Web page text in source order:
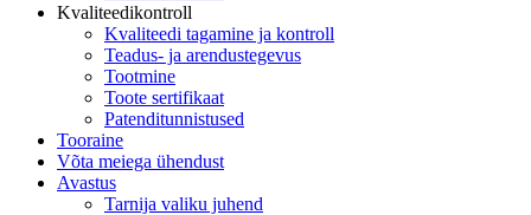
Kvaliteedikontroll
Kvaliteedi tagamine ja kontroll
Teadus- ja arendustegevus
Tootmine
Toote sertifikaat
Patenditunnistused
Tooraine
Võta meiega ühendust
Avastus
Tarnija valiku juhend